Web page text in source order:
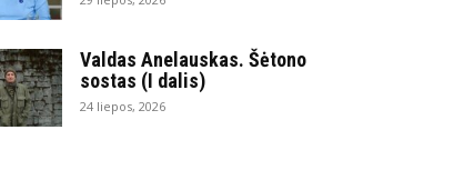
Valdas Anelauskas. Šėtono
sostas (I dalis)
24 liepos, 2026